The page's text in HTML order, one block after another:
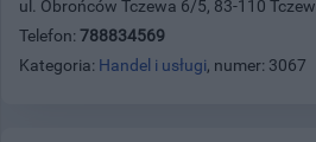
ul. Obrońców Tczewa 6/5, 83-110 Tczew
Telefon: 788834569
Kategoria: Handel i usługi, numer: 3067